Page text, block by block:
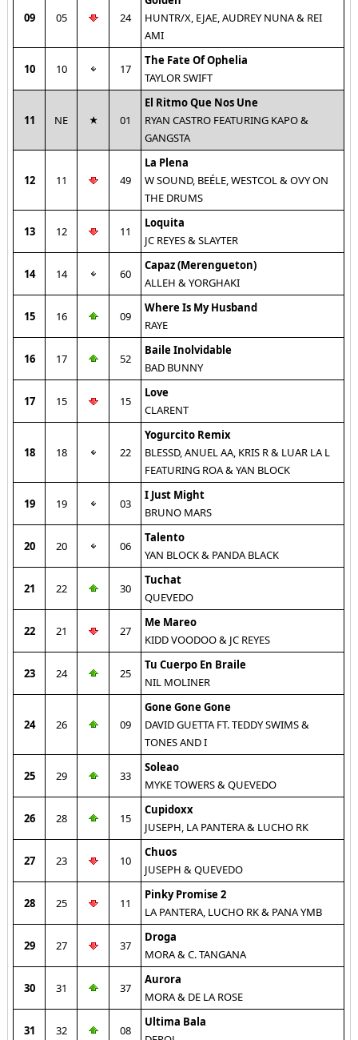
09 05 24
HUNTR/X, EJAE, AUDREY NUNA & REI
AMI
10 10 17
The Fate Of Ophelia
TAYLOR SWIFT
11 NE 01
El Ritmo Que Nos Une
RYAN CASTRO FEATURING KAPO &
GANGSTA
12 11 49
La Plena
W SOUND, BEÉLE, WESTCOL & OVY ON
THE DRUMS
13 12 11
Loquita
JC REYES & SLAYTER
14 14 60
Capaz (Merengueton)
ALLEH & YORGHAKI
15 16 09
Where Is My Husband
RAYE
16 17 52
Baile Inolvidable
BAD BUNNY
17 15 15
Love
CLARENT
18 18 22
Yogurcito Remix
BLESSD, ANUEL AA, KRIS R & LUAR LA L
FEATURING ROA & YAN BLOCK
19 19 03
I Just Might
BRUNO MARS
20 20 06
Talento
YAN BLOCK & PANDA BLACK
21 22 30
Tuchat
QUEVEDO
22 21 27
Me Mareo
KIDD VOODOO & JC REYES
23 24 25
Tu Cuerpo En Braile
NIL MOLINER
24 26 09
Gone Gone Gone
DAVID GUETTA FT. TEDDY SWIMS &
TONES AND I
25 29 33
Soleao
MYKE TOWERS & QUEVEDO
26 28 15
Cupidoxx
JUSEPH, LA PANTERA & LUCHO RK
27 23 10
Chuos
JUSEPH & QUEVEDO
28 25 11
Pinky Promise 2
LA PANTERA, LUCHO RK & PANA YMB
29 27 37
Droga
MORA & C. TANGANA
30 31 37
Aurora
MORA & DE LA ROSE
31 32 08
Ultima Bala